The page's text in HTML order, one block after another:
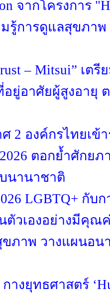
จากโครงการ
รู้การดูแลสุขภาพ
– Mitsui” เ
อยู่อาศัยผู้สูงอายุ
2 องค์กรไทยเข้
2026 ตอกย้ำศัก
นานาชาติ
LGBTQ+ กับ
ตัวเองอย่างมีคุณ
ขภาพ วางแผนอน
างยุทธศาสตร์